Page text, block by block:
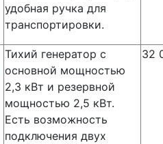
удобная ручка для
транспортировки.
Тихий генератор с
основной мощностью
2,3 кВт и резервной
мощностью 2,5 кВт.
Есть возможность
подключения двух
32